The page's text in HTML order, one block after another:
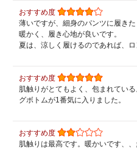
おすすめ度
薄いですが、細身のパンツに履きた
暖かく、履き心地が良いです。
夏は、涼しく履けるのであれば、
おすすめ度
肌触りがとてもよく、包まれてい
グボトムが1番気に入りました。
おすすめ度
肌触りは最高です。暖かいです、